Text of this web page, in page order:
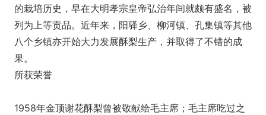
的栽培历史，早在大明孝宗皇帝弘治年间就颇有盛名，被
列为上等贡品。近年来，阳驿乡、柳河镇、孔集镇等其他
八个乡镇亦开始大力发展酥梨生产，并取得了不错的成
果。
所获荣誉
1958年金顶谢花酥梨曾被敬献给毛主席；毛主席吃过之